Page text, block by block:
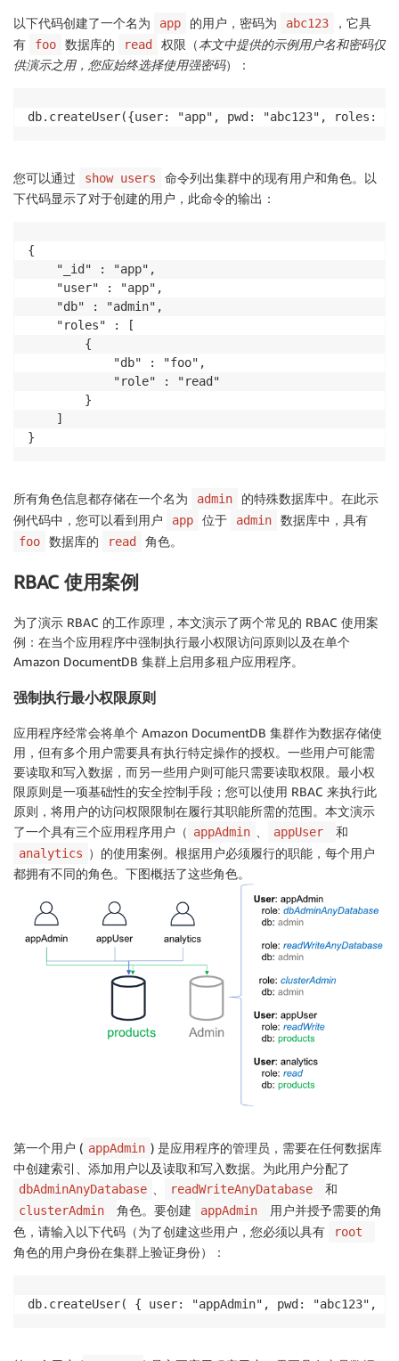
以下代码创建了一个名为 app 的用户，密码为 abc123
，它具
有
foo 数据库的 read 权限（本文中提供的示例用户名和密码仅
供演示之用，您应始终选择使用强密码）：
db.createUser({user: "app", pwd: "abc123",
您可以通过 show users
命令列出集群中的现有用户和角色。以
下代码显示了对于创建的用户，此命令的输出：
{
}
所有角色信息都存储在一个名为 admin
的特殊数据库中。在此示
例代码中，您可以看到用户
app 位于 admin 数据库中，具有
foo 数据库的 read 角色。
RBAC 使用案例
为了演示 RBAC 的工作原理，本文演示了两个常见的 RBAC 使用案
例：在当个应用程序中强制执行最小权限访问原则以及在单个
Amazon DocumentDB 集群上启用多租户应用程序。
强制执行最小权限原则
应用程序经常会将单个 Amazon DocumentDB 集群作为数据存储使
用，但有多个用户需要具有执行特定操作的授权。一些用户可能需
要读取和写入数据，而另一些用户则可能只需要读取权限。最小权
限原则是一项基础性的安全控制手段；您可以使用 RBAC 来执行此
原则，将用户的访问权限限制在履行其职能所需的范围。本文演示
了一个具有三个应用程序用户（ appAdmin 、 appUser 和
analytics ）的使用案例。根据用户必须履行的职能，每个用户
都拥有不同的角色。下图概括了这些角色。
第一个用户 ( appAdmin ) 是应用程序的管理员，需要在任何数据库
中创建索引、添加用户以及读取和写入数据。为此用户分配了
dbAdminAnyDatabase 、 readWriteAnyDatabase 和
clusterAdmin 角色。要创建 appAdmin
用户并授予需要的角
色，请输入以下代码（为了创建这些用户，您必须以具有
root
角色的用户身份在集群上验证身份）：
db.createUser( { user: "appAdmin", pwd: